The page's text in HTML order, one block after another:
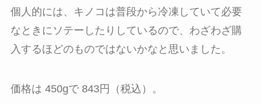
個人的には、キノコは普段から冷凍していて必要
なときにソテーしたりしているので、わざわざ購
入するほどのものではないかなと思いました。
価格は 450gで 843円（税込）。